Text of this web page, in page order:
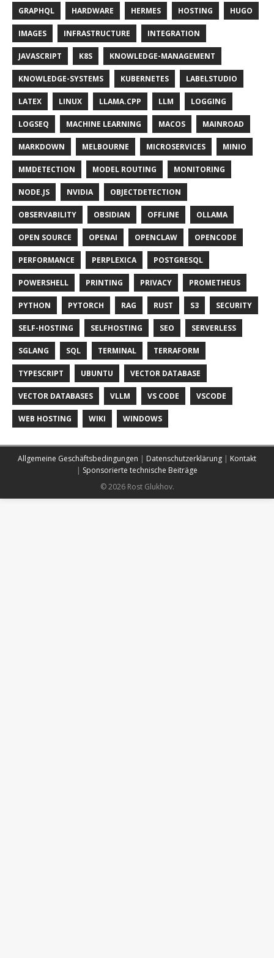
GRAPHQL HARDWARE HERMES HOSTING HUGO
IMAGES INFRASTRUCTURE INTEGRATION
JAVASCRIPT K8S KNOWLEDGE-MANAGEMENT
KNOWLEDGE-SYSTEMS KUBERNETES LABELSTUDIO
LATEX LINUX LLAMA.CPP LLM LOGGING
LOGSEQ MACHINE LEARNING MACOS MAINROAD
MARKDOWN MELBOURNE MICROSERVICES MINIO
MMDETECTION MODEL ROUTING MONITORING
NODE.JS NVIDIA OBJECTDETECTION
OBSERVABILITY OBSIDIAN OFFLINE OLLAMA
OPEN SOURCE OPENAI OPENCLAW OPENCODE
PERFORMANCE PERPLEXICA POSTGRESQL
POWERSHELL PRINTING PRIVACY PROMETHEUS
PYTHON PYTORCH RAG RUST S3 SECURITY
SELF-HOSTING SELFHOSTING SEO SERVERLESS
SGLANG SQL TERMINAL TERRAFORM
TYPESCRIPT UBUNTU VECTOR DATABASE
VECTOR DATABASES VLLM VS CODE VSCODE
WEB HOSTING WIKI WINDOWS
Allgemeine Geschäftsbedingungen | Datenschutzerklärung | Kontakt
| Sponsorierte technische Beiträge
© 2026 Rost Glukhov.